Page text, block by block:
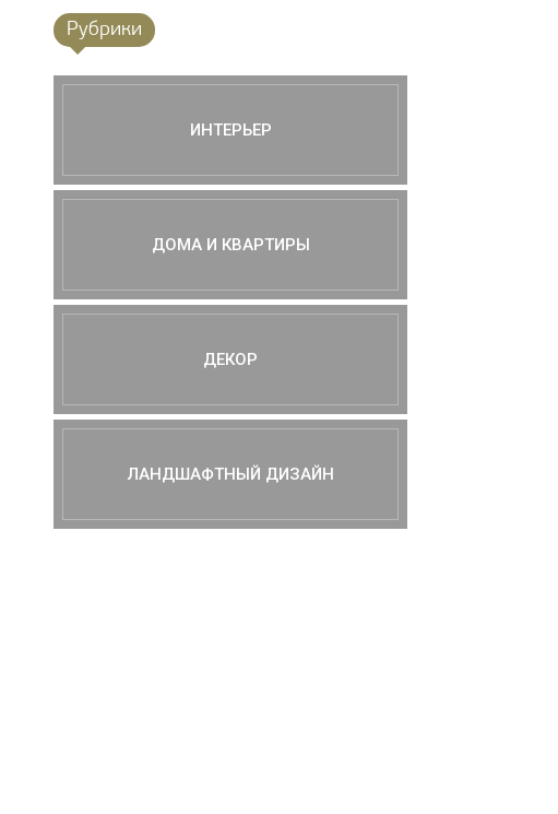
Рубрики
ИНТЕРЬЕР
ДОМА И КВАРТИРЫ
ДЕКОР
ЛАНДШАФТНЫЙ ДИЗАЙН